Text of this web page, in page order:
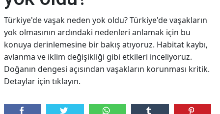
Türkiye'de vaşak neden yok oldu? Türkiye'de vaşakların
yok olmasının ardındaki nedenleri anlamak için bu
konuya derinlemesine bir bakış atıyoruz. Habitat kaybı,
avlanma ve iklim değişikliği gibi etkileri inceliyoruz.
Doğanın dengesi açısından vaşakların korunması kritik.
Detaylar için tıklayın.